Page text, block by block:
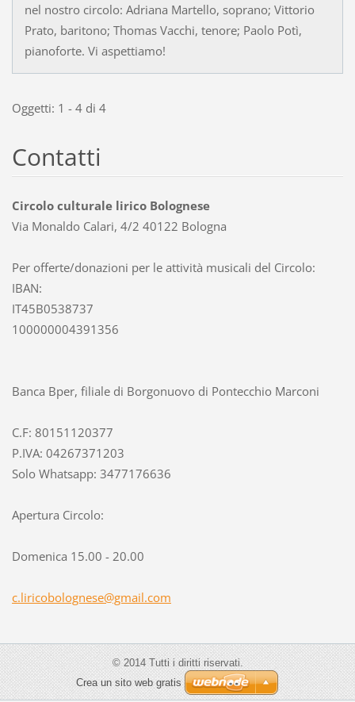
nel nostro circolo: Adriana Martello, soprano; Vittorio
Prato, baritono; Thomas Vacchi, tenore; Paolo Potì,
pianoforte. Vi aspettiamo!
Oggetti: 1 - 4 di 4
Contatti
Circolo culturale lirico Bolognese
Via Monaldo Calari, 4/2 40122 Bologna
Per offerte/donazioni per le attività musicali del Circolo:
IBAN:
IT45B0538737
100000004391356
Banca Bper, filiale di Borgonuovo di Pontecchio Marconi
C.F: 80151120377
P.IVA: 04267371203
Solo Whatsapp: 3477176636
Apertura Circolo:
Domenica 15.00 - 20.00
c.liricobolognese@gmail.com
© 2014 Tutti i diritti riservati.
Crea un sito web gratis